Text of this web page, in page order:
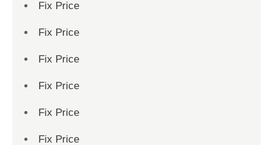
Fix Price
Fix Price
Fix Price
Fix Price
Fix Price
Fix Price